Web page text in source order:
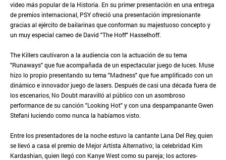
video más popular de la Historia. En su primer presentación en una entrega
de premios internacional, PSY ofreció una presentación impresionante
gracias al ejército de bailarinas que conforman su majestuoso concepto y
un muy especial cameo de David "The Hoff" Hasselhoff.
The Killers cautivaron a la audiencia con la actuación de su tema
"Runaways" que fue acompañada de un espectacular juego de luces. Muse
hizo lo propio presentando su tema "Madness" que fue amplificado con un
dinámico e innovador juego de lasers. Después de casi una década fuera de
los escenarios, No Doubt maravilló al público con un asombroso
performance de su canción "Looking Hot" y con una despampanante Gwen
Stefani luciendo como nunca la habíamos visto.
Entre los presentadores de la noche estuvo la cantante Lana Del Rey, quien
se llevó a casa el premio de Mejor Artista Alternativo; la celebridad Kim
Kardashian, quien llegó con Kanye West como su pareja; los actores-